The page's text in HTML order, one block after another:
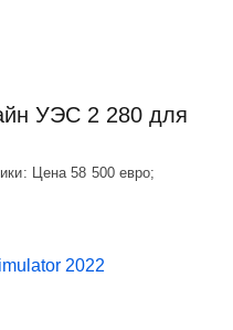
УЭC 2 280 для
Цена 58 500 евро;